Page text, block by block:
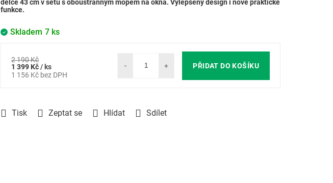
Skladem 7 ks
délce 43 cm v setu s oboustranným mopem na okna. Vylepšený design i nové praktické
funkce.
Tisk Zeptat se Hlídat Sdílet
2 190 Kč
1 399 Kč/ ks
1 156 Kč bez DPH
Měrná
PŘIDAT DO KOŠÍKU